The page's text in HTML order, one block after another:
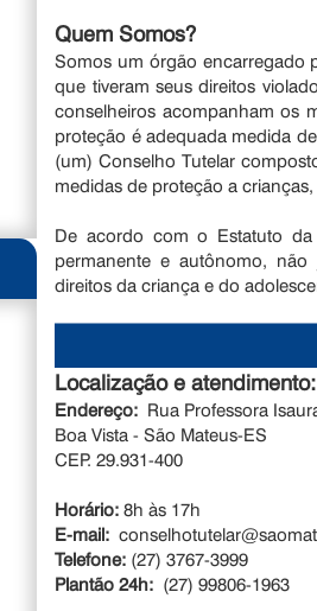
Quem Somos?
Somos um órgão encarregado
que tiveram seus direitos
conselheiros acompanham os
proteção é adequada medida
(um) Conselho Tutelar
medidas de proteção a
De acordo com o Estatuto
permanente e autônomo,
direitos da criança e do
Localização e atendimento:
Endereço: Rua Professora
Boa Vista - São Mateus-ES
CEP. 29.931-400
Horário: 8h às 17h
E-mail:
Telefone: (27) 3767-3999
Plantão 24h: (27) 99806-1963